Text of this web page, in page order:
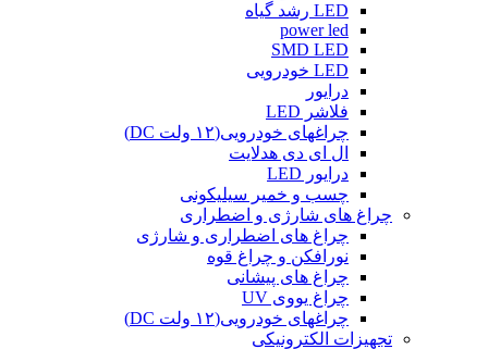
LED رشد گیاه
power led
SMD LED
LED خودرویی
درایور
فلاشر LED
چراغهای خودرویی(۱۲ ولت DC)
ال ای دی هدلایت
درایور LED
چسب و خمیر سیلیکونی
چراغ های شارژی و اضطراری
چراغ های اضطراری و شارژی
نورافکن و چراغ قوه
چراغ های پیشانی
چراغ یووی UV
چراغهای خودرویی(۱۲ ولت DC)
تجهیزات الکترونیکی